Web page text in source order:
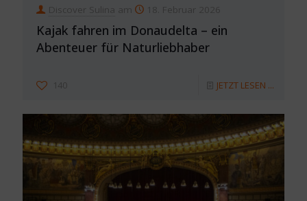
Discover Sulina am 18. Februar 2026
Kajak fahren im Donaudelta – ein
Abenteuer für Naturliebhaber
140 JETZT LESEN ...